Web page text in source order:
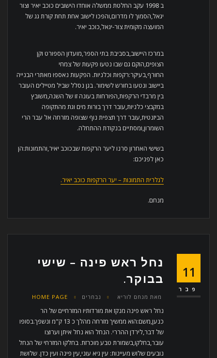
ב 1998 עקב החלטת ממשלה אוחדו הישובים כוכב יאיר וצור
יגאל,הסמוך לו מדרום,והפכו לישוב אחת תחת קורת גג של
המועצה מקומית צור-יגאל,כוכב יאיר.
במרכז היישוב,בסביבת בתי הספר,מועדון הספורט וקן
הצופים,הוקם גם שבו נטעו פקעות של צמחי
החורף,בעיקר:רקפות וכלניות. הפקעות נאספו מאתרי הבנייה
ביישוב ונטעו בחורש לשימור. בגן נסלל שביל מטיילים העובר
בין מרבדי הרקפות,הפורחות בעונה זו של השנה,משובץ
במקבצי כלניות,עובר דרך בורות מים וגת מהתקופה
הביזנטית,עובר דרך תצפית נוף שצופה מזרחה אל עבר הרי
השומרון,ומסתיים בנקודת ההתחלה.
בשישי האחרון סרנו ליער הרקפות שבכוכב יאיר,והתמונות:הן
כאן לפניכם:
לגלרית התמונות – יער הרקפות כוכב יאיר.
מנחם.
11
פבר
נחל ראש פינה – שישי
בבוקר.
מאת מנחם לוריא נבחרים HOME PAGE
נחל ראש פינה מנקז את מורדותיו המזרחיים של הר
כנען,משם:הוא ממשיך מזרחה מהלך כ 13 ק"מ ונשפך.בסופו
של דבר,לירדן ההררי. הנחל הוא נחל איתן וערוצו
עובר,בחלקו,בשמורת טבע מוכרזת. בחלקו המזרחי של הנחל
נובעים שלוש מעיינות: עין גיא עוני,עין פינה ועין כדן. שלושת